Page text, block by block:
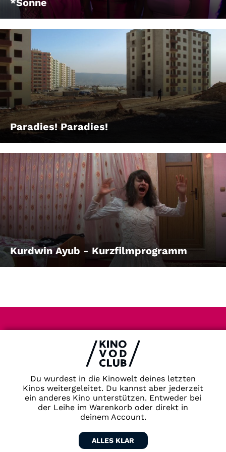
Du wurdest in die Kinowelt deines letzten
Kinos weitergeleitet. Du kannst aber jederzeit
ein anderes Kino unterstützen. Entweder bei
der Leihe im Warenkorb oder direkt in
deinem Account.
ALLES KLAR
*Sonne
Paradies! Paradies!
Kurdwin Ayub - Kurzfilmprogramm
AGB
Kontakt
Newsletter
Partner